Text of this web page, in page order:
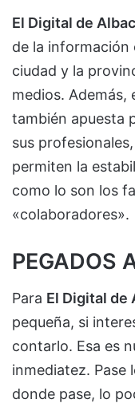
El Digital de
de la
ciudad y la
medios. Además,
también apuesta
sus
permiten la
como lo son los
«colaboradores».
PEGADOS
Para El Digital de
pequeña, si
contarlo. Esa es
inmediatez. Pase
donde pase, lo